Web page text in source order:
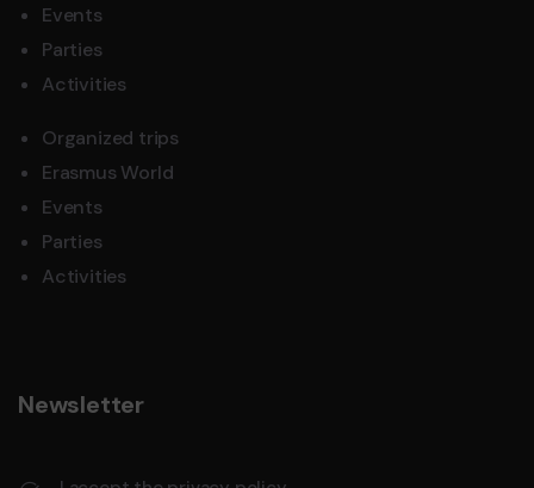
Events
Parties
Activities
Organized trips
Erasmus World
Events
Parties
Activities
Newsletter